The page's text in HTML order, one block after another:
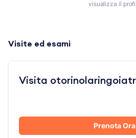
visualizza il
Visite ed esami
Visita
Prenota Ora